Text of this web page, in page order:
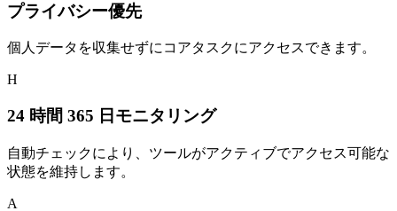
プライバシー優先
個人データを収集せずにコアタスクにアクセスできます。
H
24 時間 365 日モニタリング
自動チェックにより、ツールがアクティブでアクセス可能な
状態を維持します。
A